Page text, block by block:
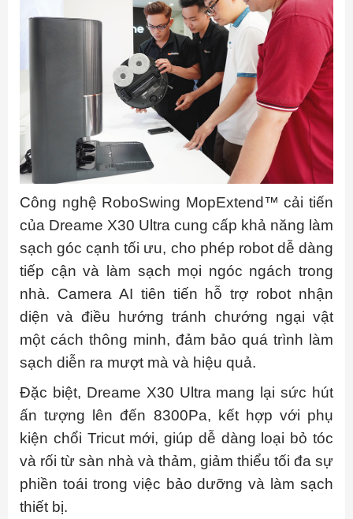
Công nghệ RoboSwing MopExtend™ cải tiến
của Dreame X30 Ultra cung cấp khả năng làm
sạch góc cạnh tối ưu, cho phép robot dễ dàng
tiếp cận và làm sạch mọi ngóc ngách trong
nhà. Camera AI tiên tiến hỗ trợ robot nhận
diện và điều hướng tránh chướng ngại vật
một cách thông minh, đảm bảo quá trình làm
sạch diễn ra mượt mà và hiệu quả.
Đặc biệt, Dreame X30 Ultra mang lại sức hút
ấn tượng lên đến 8300Pa, kết hợp với phụ
kiện chổi Tricut mới, giúp dễ dàng loại bỏ tóc
và rối từ sàn nhà và thảm, giảm thiểu tối đa sự
phiền toái trong việc bảo dưỡng và làm sạch
thiết bị.